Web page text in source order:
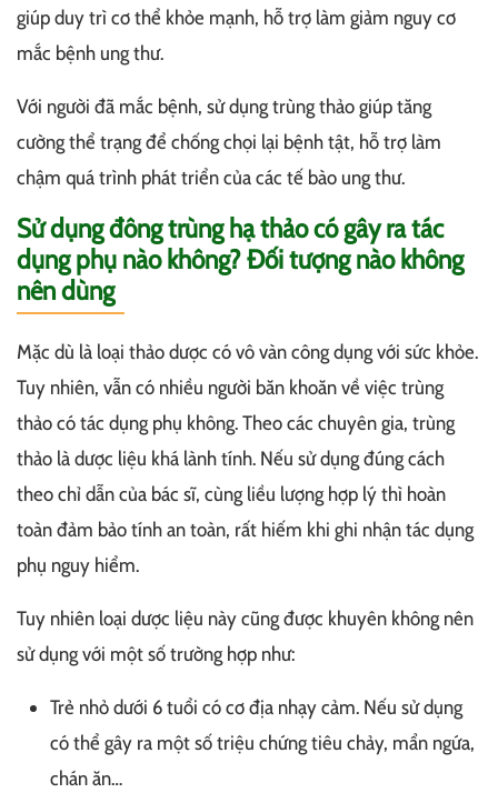
giúp duy trì cơ thể khỏe mạnh, hỗ trợ làm giảm nguy cơ
mắc bệnh ung thư.
Với người đã mắc bệnh, sử dụng trùng thảo giúp tăng
cường thể trạng để chống chọi lại bệnh tật, hỗ trợ làm
chậm quá trình phát triển của các tế bào ung thư.
Sử dụng đông trùng hạ thảo có gây ra tác
dụng phụ nào không? Đối tượng nào không
nên dùng
Mặc dù là loại thảo dược có vô vàn công dụng với sức khỏe.
Tuy nhiên, vẫn có nhiều người băn khoăn về việc trùng
thảo có tác dụng phụ không. Theo các chuyên gia, trùng
thảo là dược liệu khá lành tính. Nếu sử dụng đúng cách
theo chỉ dẫn của bác sĩ, cùng liều lượng hợp lý thì hoàn
toàn đảm bảo tính an toàn, rất hiếm khi ghi nhận tác dụng
phụ nguy hiểm.
Tuy nhiên loại dược liệu này cũng được khuyên không nên
sử dụng với một số trường hợp như:
Trẻ nhỏ dưới 6 tuổi có cơ địa nhạy cảm. Nếu sử dụng
có thể gây ra một số triệu chứng tiêu chảy, mẩn ngứa,
chán ăn…